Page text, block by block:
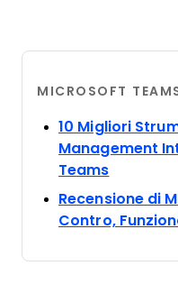
MICROSOFT
10 Migliori
Management
TeamsOpens
Recensione di
Contro,